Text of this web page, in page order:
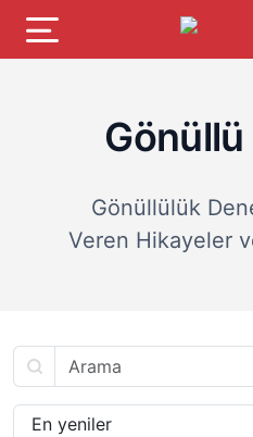
Gönüllü
Gönüllülük
Veren Hikayeler